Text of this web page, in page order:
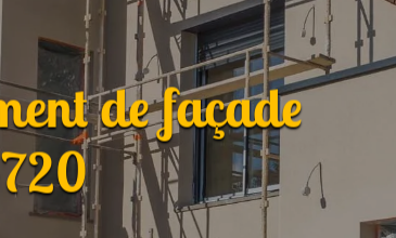
de façade